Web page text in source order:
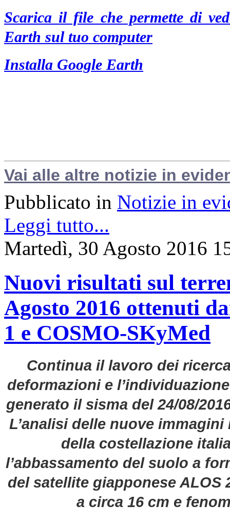
Scarica il file che permette di
Earth sul tuo computer
Installa Google Earth
Vai alle altre notizie in
Pubblicato in Notizie in
Leggi tutto...
Martedì, 30 Agosto 2016
Nuovi risultati sul
Agosto 2016 ottenuti
1 e COSMO-SKyMed
Continua il lavoro dei
deformazioni e
generato il sisma del 24/08/
L’analisi delle nuove
della costellazione
l’abbassamento del suolo a
del satellite giapponese
a circa 16 cm e